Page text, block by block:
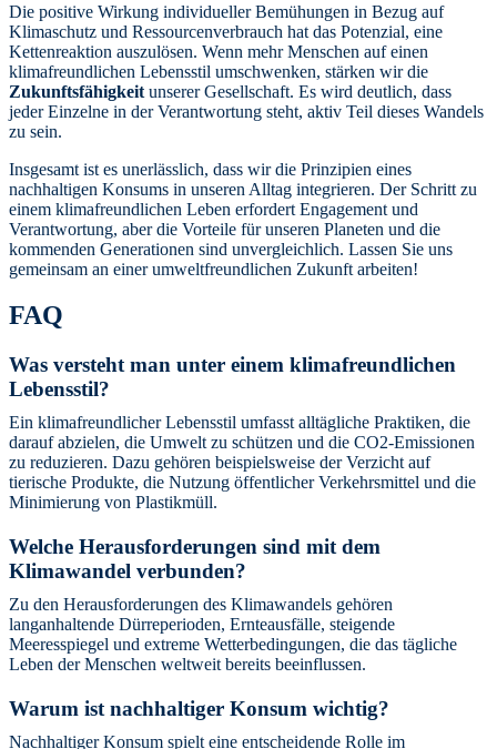
Die positive Wirkung individueller Bemühungen in Bezug auf
Klimaschutz und Ressourcenverbrauch hat das Potenzial, eine
Kettenreaktion auszulösen. Wenn mehr Menschen auf einen
klimafreundlichen Lebensstil umschwenken, stärken wir die
Zukunftsfähigkeit unserer Gesellschaft. Es wird deutlich, dass
jeder Einzelne in der Verantwortung steht, aktiv Teil dieses Wandels
zu sein.
Insgesamt ist es unerlässlich, dass wir die Prinzipien eines
nachhaltigen Konsums in unseren Alltag integrieren. Der Schritt zu
einem klimafreundlichen Leben erfordert Engagement und
Verantwortung, aber die Vorteile für unseren Planeten und die
kommenden Generationen sind unvergleichlich. Lassen Sie uns
gemeinsam an einer umweltfreundlichen Zukunft arbeiten!
FAQ
Was versteht man unter einem klimafreundlichen
Lebensstil?
Ein klimafreundlicher Lebensstil umfasst alltägliche Praktiken, die
darauf abzielen, die Umwelt zu schützen und die CO2-Emissionen
zu reduzieren. Dazu gehören beispielsweise der Verzicht auf
tierische Produkte, die Nutzung öffentlicher Verkehrsmittel und die
Minimierung von Plastikmüll.
Welche Herausforderungen sind mit dem
Klimawandel verbunden?
Zu den Herausforderungen des Klimawandels gehören
langanhaltende Dürreperioden, Ernteausfälle, steigende
Meeresspiegel und extreme Wetterbedingungen, die das tägliche
Leben der Menschen weltweit bereits beeinflussen.
Warum ist nachhaltiger Konsum wichtig?
Nachhaltiger Konsum spielt eine entscheidende Rolle im